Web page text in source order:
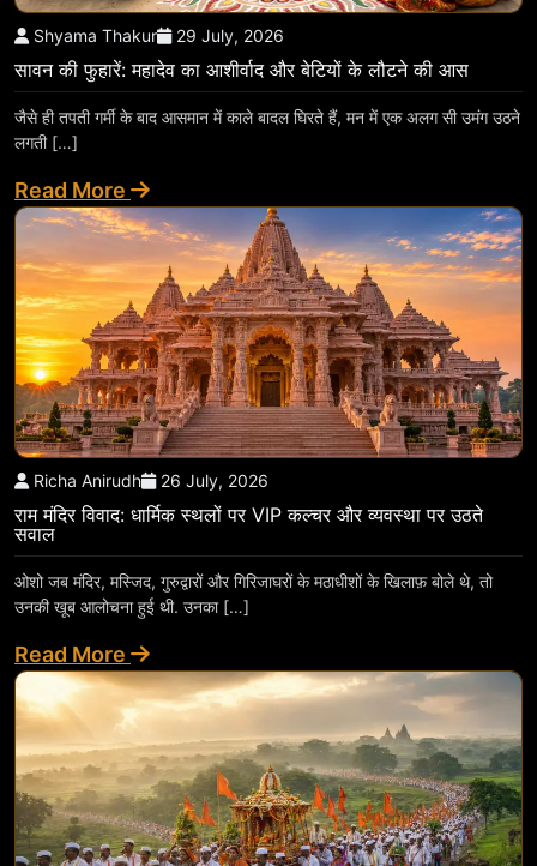
Shyama Thakur 29 July, 2026
सावन की फुहारें: महादेव का आशीर्वाद और बेटियों के लौटने की आस
जैसे ही तपती गर्मी के बाद आसमान में काले बादल घिरते हैं, मन में एक अलग सी उमंग उठने
लगती […]
Read More
Richa Anirudh 26 July, 2026
राम मंदिर विवाद: धार्मिक स्थलों पर VIP कल्चर और व्यवस्था पर उठते
सवाल
ओशो जब मंदिर, मस्जिद, गुरुद्वारों और गिरिजाघरों के मठाधीशों के खिलाफ़ बोले थे, तो
उनकी खूब आलोचना हुई थी. उनका […]
Read More